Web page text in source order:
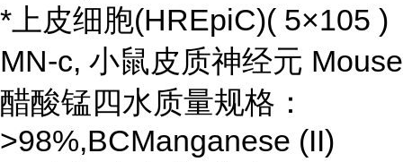
*上皮细胞(HREpiC)( 5×105 )
MN-c, 小鼠皮质神经元 Mouse
醋酸锰四水质量规格：
>98%,BCManganese (II)